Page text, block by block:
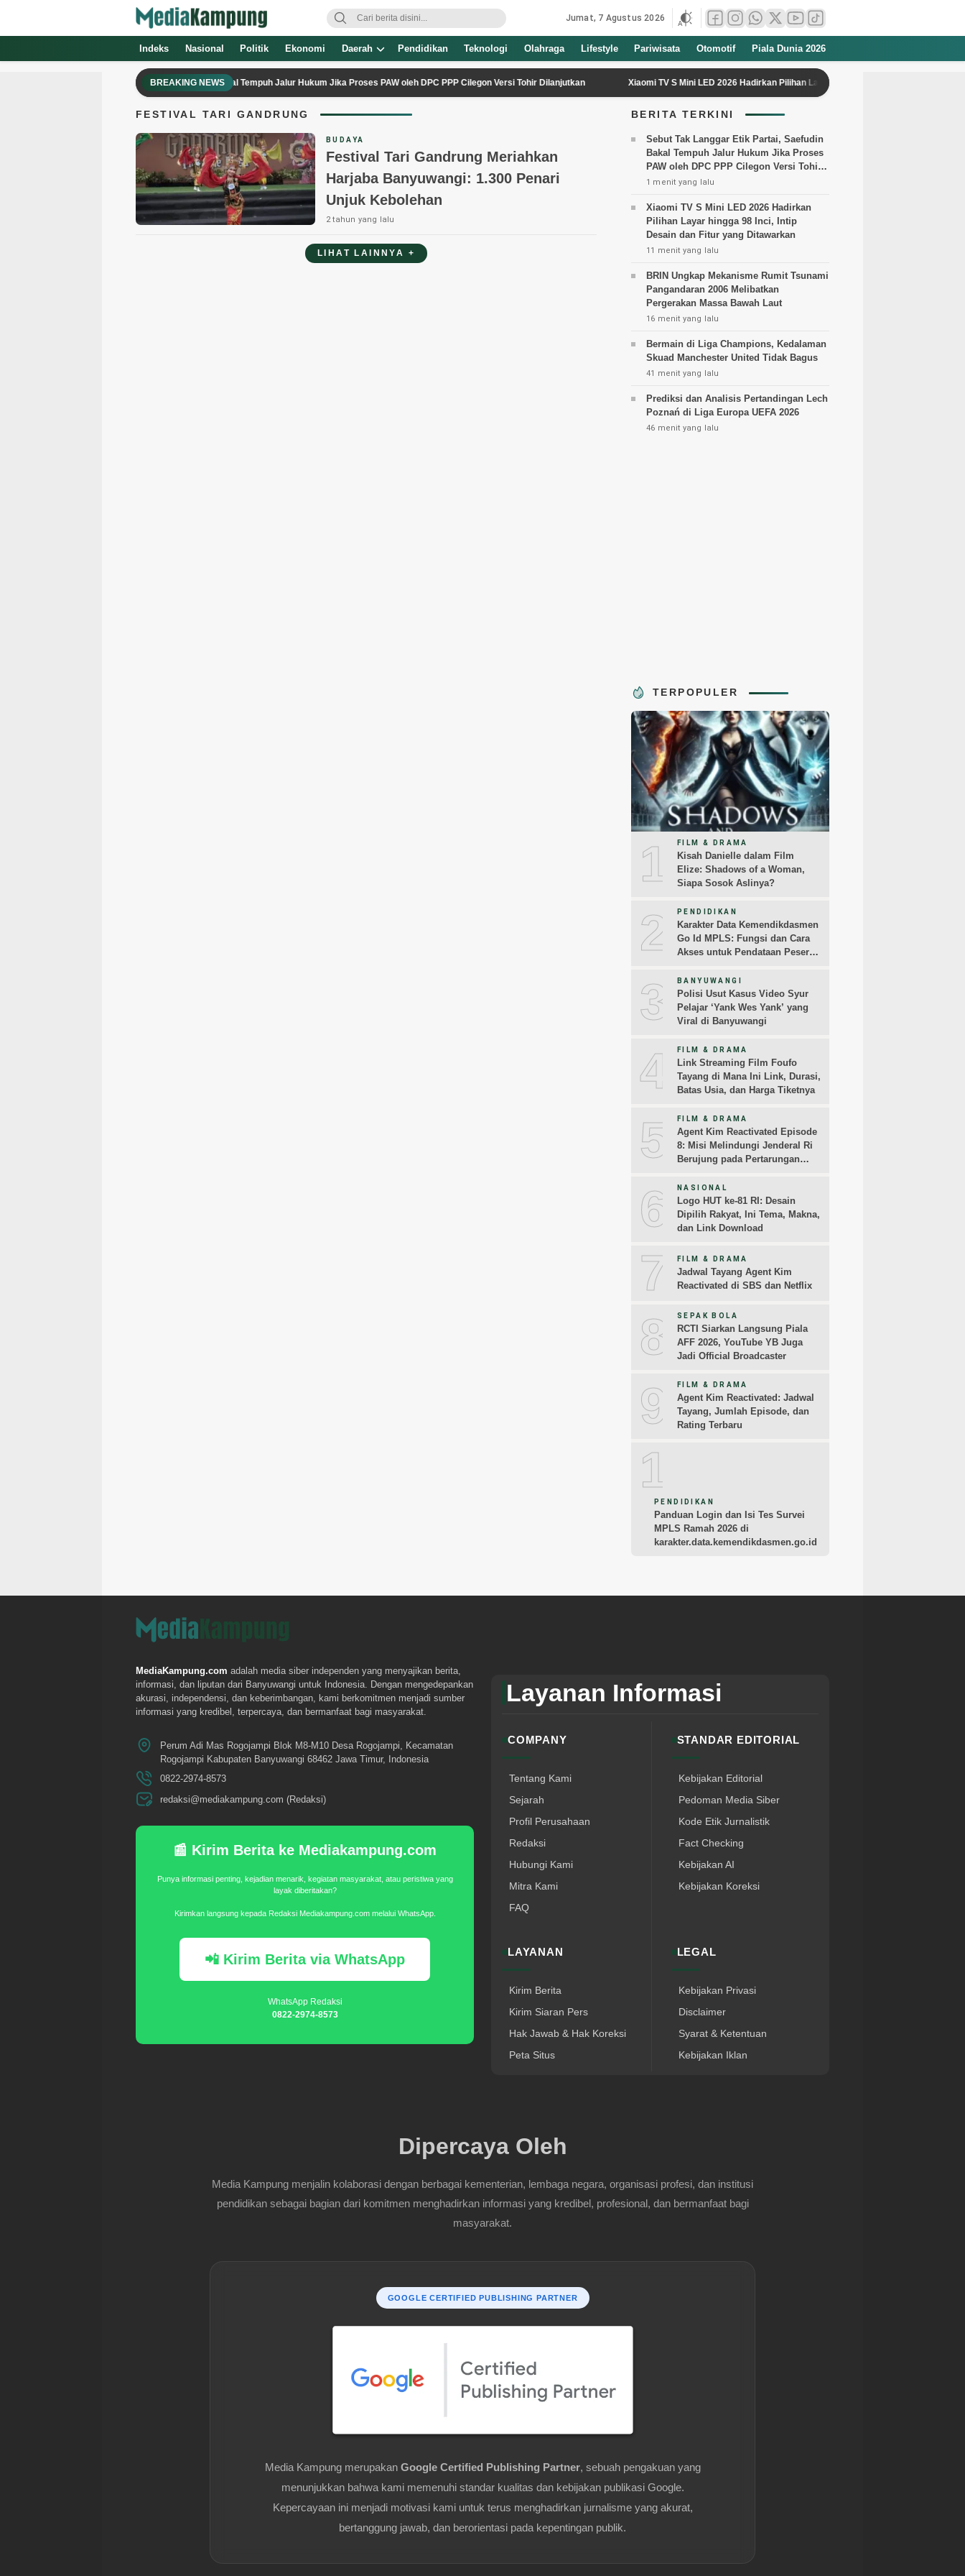
Media Kampung
Media Online Indonesia Terpercaya
Jumat, 7 Agustus 2026
Indeks Nasional Politik Ekonomi Daerah Pendidikan Teknologi Olahraga Lifestyle Pariwisata Otomotif Piala Dunia 2026
BREAKING NEWS
Sebut Tak Langgar Etik Partai, Saefudin Bakal Tempuh Jalur Hukum Jika Proses PAW oleh DPC PPP Cilegon Versi Tohir Dilanjutkan Xiaomi TV S Mini LED 2026 Hadirkan Pilihan Layar hingga 98 Inci, Intip Desain dan Fitur
FESTIVAL TARI GANDRUNG
BUDAYA
Festival Tari Gandrung Meriahkan
Harjaba Banyuwangi: 1.300 Penari
Unjuk Kebolehan
2 tahun yang lalu
LIHAT LAINNYA +
BERITA TERKINI
Sebut Tak Langgar Etik Partai, Saefudin
Bakal Tempuh Jalur Hukum Jika Proses
PAW oleh DPC PPP Cilegon Versi Tohir
Dilanjutkan
1 menit yang lalu
Xiaomi TV S Mini LED 2026 Hadirkan
Pilihan Layar hingga 98 Inci, Intip
Desain dan Fitur yang Ditawarkan
11 menit yang lalu
BRIN Ungkap Mekanisme Rumit Tsunami
Pangandaran 2006 Melibatkan
Pergerakan Massa Bawah Laut
16 menit yang lalu
Bermain di Liga Champions, Kedalaman
Skuad Manchester United Tidak Bagus
41 menit yang lalu
Prediksi dan Analisis Pertandingan Lech
Poznań di Liga Europa UEFA 2026
46 menit yang lalu
TERPOPULER
1 FILM & DRAMA
Kisah Danielle dalam Film
Elize: Shadows of a Woman,
Siapa Sosok Aslinya?
2 PENDIDIKAN
Karakter Data Kemendikdasmen
Go Id MPLS: Fungsi dan Cara
Akses untuk Pendataan Peserta
3 BANYUWANGI
Polisi Usut Kasus Video Syur
Pelajar ‘Yank Wes Yank’ yang
Viral di Banyuwangi
4 FILM & DRAMA
Link Streaming Film Foufo
Tayang di Mana Ini Link, Durasi,
Batas Usia, dan Harga Tiketnya
5 FILM & DRAMA
Agent Kim Reactivated Episode
8: Misi Melindungi Jenderal Ri
Berujung pada Pertarungan
6 NASIONAL
Logo HUT ke-81 RI: Desain
Dipilih Rakyat, Ini Tema, Makna,
dan Link Download
7 FILM & DRAMA
Jadwal Tayang Agent Kim
Reactivated di SBS dan Netflix
8 SEPAK BOLA
RCTI Siarkan Langsung Piala
AFF 2026, YouTube YB Juga
Jadi Official Broadcaster
9 FILM & DRAMA
Agent Kim Reactivated: Jadwal
Tayang, Jumlah Episode, dan
Rating Terbaru
10
PENDIDIKAN
Panduan Login dan Isi Tes Survei
MPLS Ramah 2026 di
karakter.data.kemendikdasmen.go.id
MediaKampung.com adalah media siber independen yang menyajikan berita,
informasi, dan liputan dari Banyuwangi untuk Indonesia. Dengan mengedepankan
akurasi, independensi, dan keberimbangan, kami berkomitmen menjadi sumber
informasi yang kredibel, terpercaya, dan bermanfaat bagi masyarakat.
Perum Adi Mas Rogojampi Blok M8-M10 Desa Rogojampi, Kecamatan
Rogojampi Kabupaten Banyuwangi 68462 Jawa Timur, Indonesia
0822-2974-8573
redaksi@mediakampung.com (Redaksi)
📰 Kirim Berita ke Mediakampung.com
Punya informasi penting, kejadian menarik, kegiatan masyarakat, atau peristiwa yang
layak diberitakan?
Kirimkan langsung kepada Redaksi Mediakampung.com melalui WhatsApp.
📲 Kirim Berita via WhatsApp
WhatsApp Redaksi
0822-2974-8573
Layanan Informasi
COMPANY
Tentang Kami
Sejarah
Profil Perusahaan
Redaksi
Hubungi Kami
Mitra Kami
FAQ
STANDAR EDITORIAL
Kebijakan Editorial
Pedoman Media Siber
Kode Etik Jurnalistik
Fact Checking
Kebijakan AI
Kebijakan Koreksi
LAYANAN
Kirim Berita
Kirim Siaran Pers
Hak Jawab & Hak Koreksi
Peta Situs
LEGAL
Kebijakan Privasi
Disclaimer
Syarat & Ketentuan
Kebijakan Iklan
Dipercaya Oleh
Media Kampung menjalin kolaborasi dengan berbagai kementerian, lembaga negara, organisasi profesi, dan institusi
pendidikan sebagai bagian dari komitmen menghadirkan informasi yang kredibel, profesional, dan bermanfaat bagi
masyarakat.
GOOGLE CERTIFIED PUBLISHING PARTNER
Media Kampung merupakan Google Certified Publishing Partner, sebuah pengakuan yang
menunjukkan bahwa kami memenuhi standar kualitas dan kebijakan publikasi Google.
Kepercayaan ini menjadi motivasi kami untuk terus menghadirkan jurnalisme yang akurat,
bertanggung jawab, dan berorientasi pada kepentingan publik.